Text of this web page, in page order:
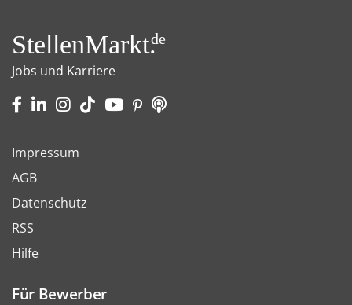
StellenMarkt.de
Jobs und Karriere
Impressum
AGB
Datenschutz
RSS
Hilfe
Für Bewerber